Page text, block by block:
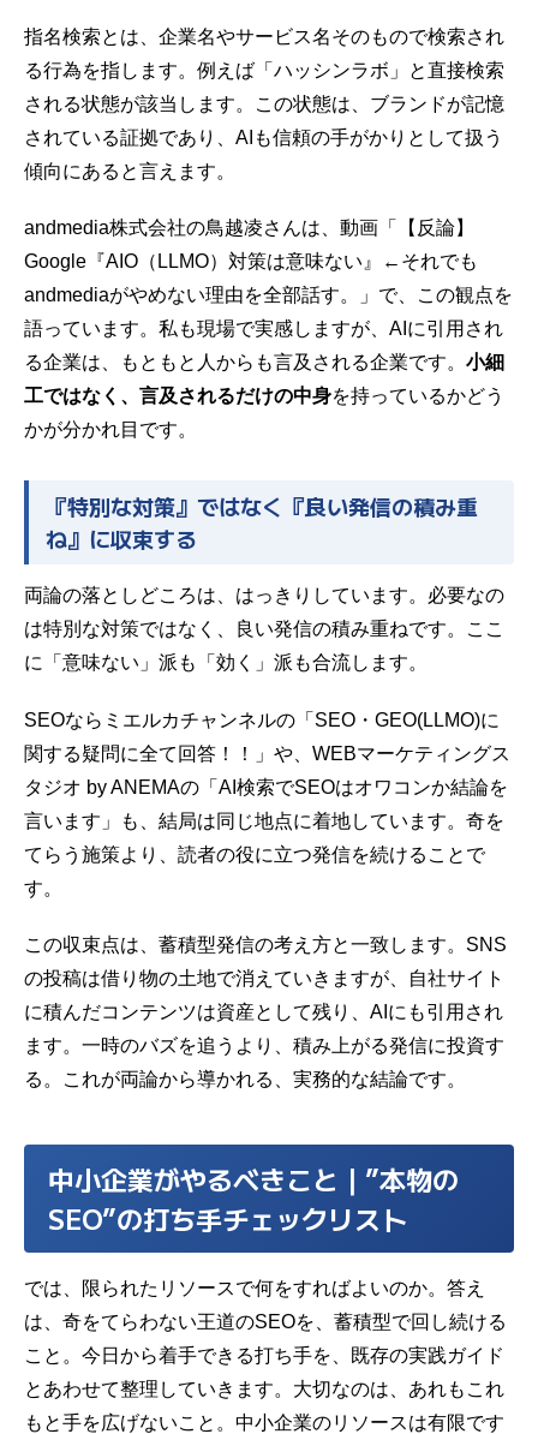
指名検索とは、企業名やサービス名そのもので検索され
る行為を指します。例えば「ハッシンラボ」と直接検索
される状態が該当します。この状態は、ブランドが記憶
されている証拠であり、AIも信頼の手がかりとして扱う
傾向にあると言えます。
andmedia株式会社の鳥越凌さんは、動画「【反論】
Google『AIO（LLMO）対策は意味ない』←それでも
andmediaがやめない理由を全部話す。」で、この観点を
語っています。私も現場で実感しますが、AIに引用され
る企業は、もともと人からも言及される企業です。 小細
工ではなく、言及されるだけの中身を持っているかどう
かが分かれ目です。
『特別な対策』ではなく『良い発信の積み重
ね』に収束する
両論の落としどころは、はっきりしています。必要なの
は特別な対策ではなく、良い発信の積み重ねです。ここ
に「意味ない」派も「効く」派も合流します。
SEOならミエルカチャンネルの「SEO・GEO(LLMO)に
関する疑問に全て回答！！」や、WEBマーケティングス
タジオ by ANEMAの「AI検索でSEOはオワコンか結論を
言います」も、結局は同じ地点に着地しています。奇を
てらう施策より、読者の役に立つ発信を続けることで
す。
この収束点は、蓄積型発信の考え方と一致します。SNS
の投稿は借り物の土地で消えていきますが、自社サイト
に積んだコンテンツは資産として残り、AIにも引用され
ます。一時のバズを追うより、積み上がる発信に投資す
る。これが両論から導かれる、実務的な結論です。
中小企業がやるべきこと｜”本物の
SEO”の打ち手チェックリスト
では、限られたリソースで何をすればよいのか。答え
は、奇をてらわない王道のSEOを、蓄積型で回し続ける
こと。今日から着手できる打ち手を、既存の実践ガイド
とあわせて整理していきます。大切なのは、あれもこれ
もと手を広げないこと。中小企業のリソースは有限です